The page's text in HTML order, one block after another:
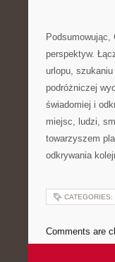
perspektyw.
urlopu,
podróżniczej
świadomiej i
miejsc, ludzi,
towarzyszem
odkrywania
CATEGORIES:
Comments are